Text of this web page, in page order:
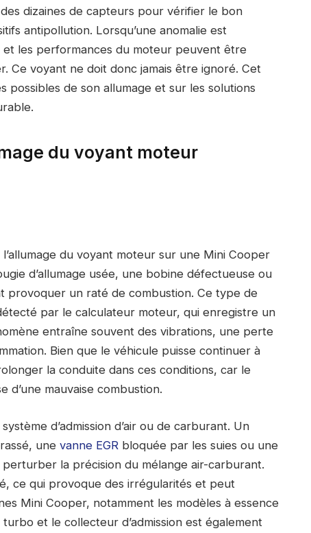
dizaines de capteurs pour vérifier le bon
antipollution. Lorsqu’une anomalie est
les performances du moteur peuvent être
Ce voyant ne doit donc jamais être ignoré. Cet
possibles de son allumage et sur les solutions
du voyant moteur
du voyant moteur sur une Mini Cooper
d’allumage usée, une bobine défectueuse ou
provoquer un raté de combustion. Ce type de
par le calculateur moteur, qui enregistre un
entraîne souvent des vibrations, une perte
Bien que le véhicule puisse continuer à
la conduite dans ces conditions, car le
d’une mauvaise combustion.
d’admission d’air ou de carburant. Un
une vanne EGR bloquée par les suies ou une
la précision du mélange air-carburant.
ce qui provoque des irrégularités et peut
Mini Cooper, notamment les modèles à essence
et le collecteur d’admission est également